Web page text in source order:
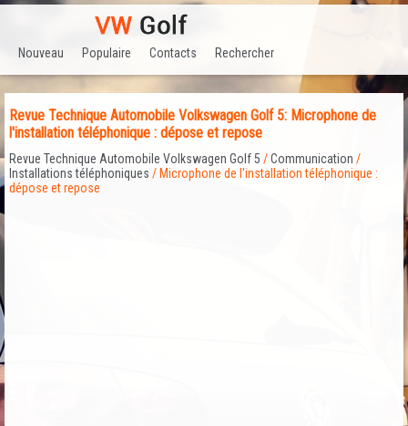
Nouveau Populaire Contacts Rechercher
Revue Technique Automobile Volkswagen Golf 5: Microphone de
l'installation téléphonique : dépose et repose
Revue Technique Automobile Volkswagen Golf 5 /Communication /
Installations téléphoniques / Microphone de l'installation téléphonique :
dépose et repose